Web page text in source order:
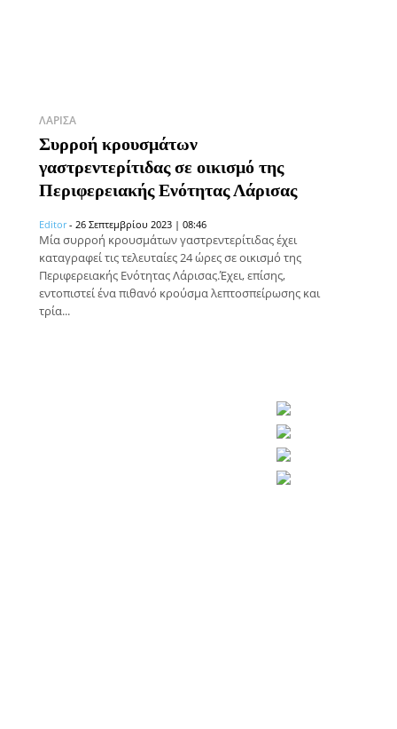
ΛΆΡΙΣΑ
Συρροή κρουσμάτων
γαστρεντερίτιδας σε οικισμό της
Περιφερειακής Ενότητας Λάρισας
Editor - 26 Σεπτεμβρίου 2023 | 08:46
Μία συρροή κρουσμάτων γαστρεντερίτιδας έχει
καταγραφεί τις τελευταίες 24 ώρες σε οικισμό της
Περιφερειακής Ενότητας Λάρισας.Έχει, επίσης,
εντοπιστεί ένα πιθανό κρούσμα λεπτοσπείρωσης και
τρία...